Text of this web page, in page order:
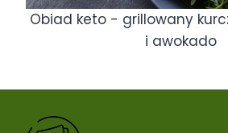
Obiad keto - grillowany
i awokado